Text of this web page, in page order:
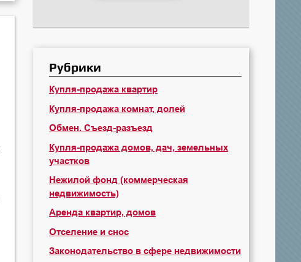
Рубрики
Купля-продажа квартир
Купля-продажа комнат, долей
Обмен. Съезд-разъезд
Купля-продажа домов, дач, земельных
участков
Нежилой фонд (коммерческая
недвижимость)
Аренда квартир, домов
Отселение и снос
Законодательство в сфере недвижимости